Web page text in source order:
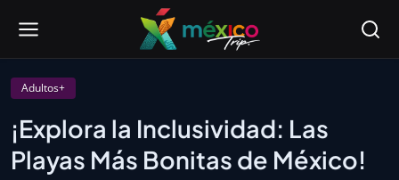
Adultos+
¡Explora la Inclusividad: Las
Playas Más Bonitas de México!